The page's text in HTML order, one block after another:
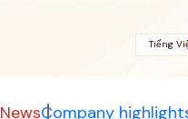
Tiếng
Company